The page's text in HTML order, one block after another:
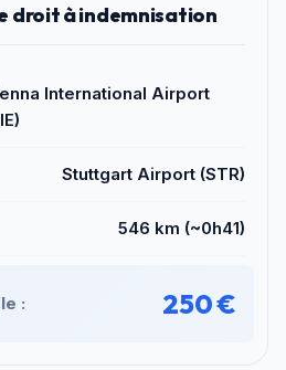
droit à indemnisation
International Airport
Stuttgart Airport (STR)
546 km (~0h41)
: 250 €